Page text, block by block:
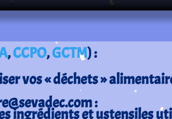
,CCPO,GCTM) :
vos « déchets »
:
ingrédients et ustensiles